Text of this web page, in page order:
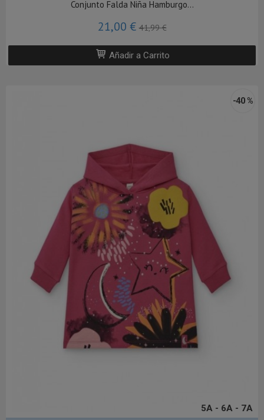
Conjunto Falda Niña Hamburgo...
21,00 €41,99 €
Añadir a Carrito
5A - 6A - 7A
-40 %